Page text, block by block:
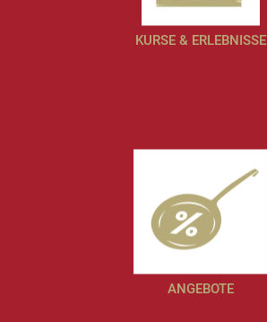
KURSE & ERLEBNISSE
ANGEBOTE